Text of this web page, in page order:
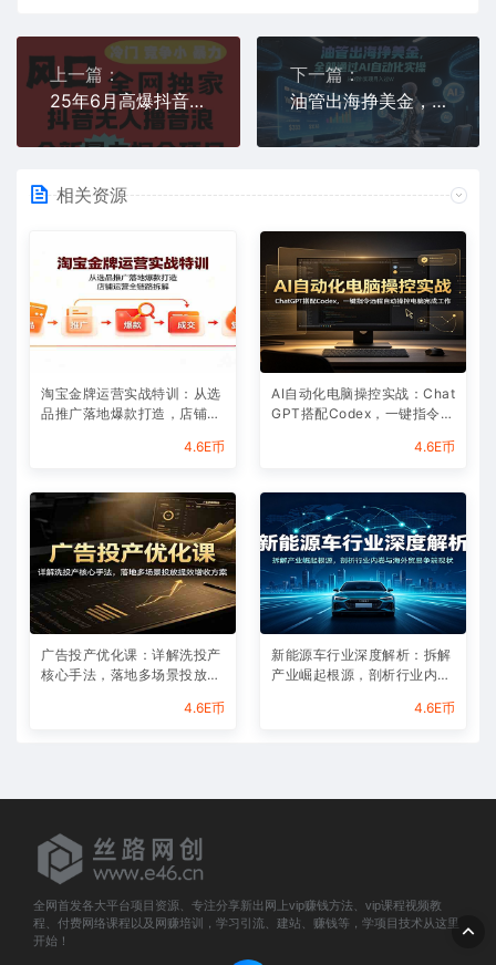
上一篇：
25年6月高爆抖音无人直播最新撸音浪掘金项目，解放双手小白可做，无脑日入1k+，门槛低【揭秘】
下一篇：
油管出海挣美金，全部通过AI自动化实操，从0到1实现月入过W
相关资源
淘宝金牌运营实战特训：从选
品推广落地爆款打造，店铺运
4.6E币
AI自动化电脑操控实战：Chat
GPT搭配Codex，一键指令远
4.6E币
广告投产优化课：详解洗投产
核心手法，落地多场景投放提
4.6E币
新能源车行业深度解析：拆解
产业崛起根源，剖析行业内卷
4.6E币
全网首发各大平台项目资源、专注分享新出网上vip赚钱方法、vip课程视频教
程、付费网络课程以及网赚培训，学习引流、建站、赚钱等，学项目技术从这里
开始！